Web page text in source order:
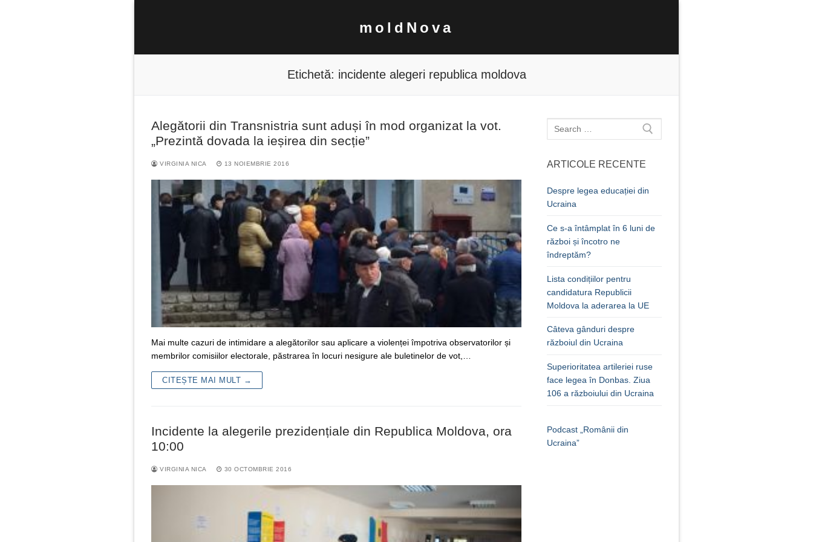
moldNova
după:
Etichetă: incidente alegeri republica moldova
Alegătorii din Transnistria sunt aduși în mod organizat la vot.
„Prezintă dovada la ieșirea din secție”
VIRGINIA NICA 13 NOIEMBRIE 2016
Mai multe cazuri de intimidare a alegătorilor sau aplicare a violenței împotriva observatorilor și
membrilor comisiilor electorale, păstrarea în locuri nesigure ale buletinelor de vot,…
CITEȘTE MAI MULT →
Incidente la alegerile prezidențiale din Republica Moldova, ora
10:00
VIRGINIA NICA 30 OCTOMBRIE 2016
Caută
după:
ARTICOLE RECENTE
Despre legea educației din
Ucraina
Ce s-a întâmplat în 6 luni de
război și încotro ne
îndreptăm?
Lista condițiilor pentru
candidatura Republicii
Moldova la aderarea la UE
Câteva gânduri despre
războiul din Ucraina
Superioritatea artileriei ruse
face legea în Donbas. Ziua
106 a războiului din Ucraina
Podcast „Românii din
Ucraina”